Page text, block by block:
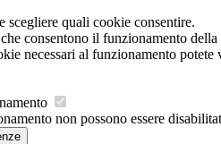
scegliere quali cookie consentire.
consentono il funzionamento
necessari al funzionamento potete
non possono essere